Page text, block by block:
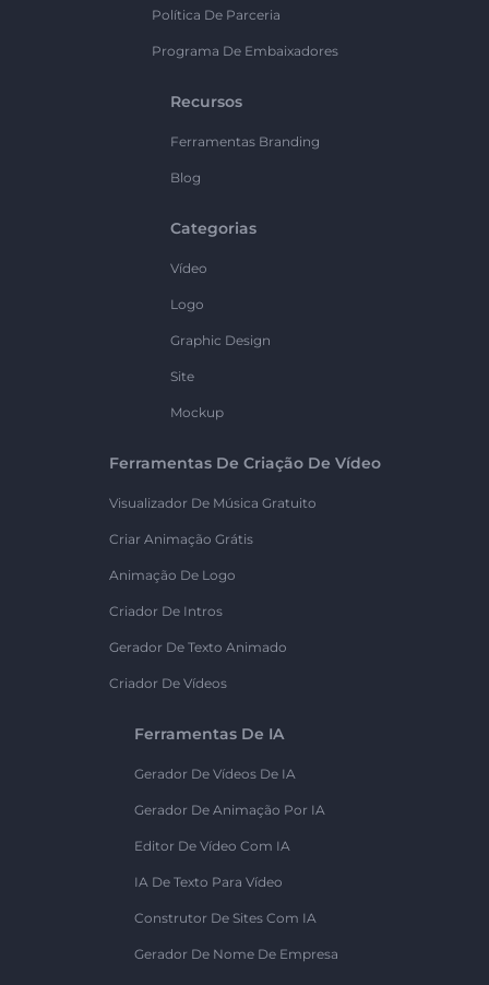
Política De Parceria
Programa De Embaixadores
Recursos
Ferramentas Branding
Blog
Categorias
Vídeo
Logo
Graphic Design
Site
Mockup
Ferramentas De Criação De Vídeo
Visualizador De Música Gratuito
Criar Animação Grátis
Animação De Logo
Criador De Intros
Gerador De Texto Animado
Criador De Vídeos
Ferramentas De IA
Gerador De Vídeos De IA
Gerador De Animação Por IA
Editor De Vídeo Com IA
IA De Texto Para Vídeo
Construtor De Sites Com IA
Gerador De Nome De Empresa